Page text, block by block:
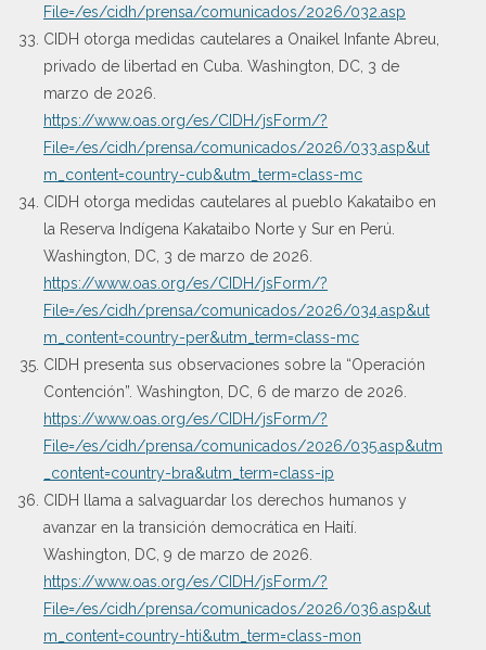
File=/es/cidh/prensa/comunicados/2026/032.asp
CIDH otorga medidas cautelares a Onaikel Infante Abreu,
privado de libertad en Cuba. Washington, DC, 3 de
marzo de 2026.
https://www.oas.org/es/CIDH/jsForm/?
File=/es/cidh/prensa/comunicados/2026/033.asp&ut
m_content=country-cub&utm_term=class-mc
CIDH otorga medidas cautelares al pueblo Kakataibo en
la Reserva Indígena Kakataibo Norte y Sur en Perú.
Washington, DC, 3 de marzo de 2026.
https://www.oas.org/es/CIDH/jsForm/?
File=/es/cidh/prensa/comunicados/2026/034.asp&ut
m_content=country-per&utm_term=class-mc
CIDH presenta sus observaciones sobre la “Operación
Contención”. Washington, DC, 6 de marzo de 2026.
https://www.oas.org/es/CIDH/jsForm/?
File=/es/cidh/prensa/comunicados/2026/035.asp&utm
_content=country-bra&utm_term=class-ip
CIDH llama a salvaguardar los derechos humanos y
avanzar en la transición democrática en Haití.
Washington, DC, 9 de marzo de 2026.
https://www.oas.org/es/CIDH/jsForm/?
File=/es/cidh/prensa/comunicados/2026/036.asp&ut
m_content=country-hti&utm_term=class-mon